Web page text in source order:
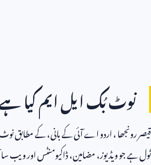
نوٹ بُک ایل ایم کیا
قیصر رونجھا ، اردو اے آئی کے بانی، کے مطابق
ٹول ہے جو ویڈیوز، مضامین، ڈاکیومنٹس اور ویب